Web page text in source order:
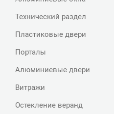
Технический раздел
Пластиковые двери
Порталы
Алюминиевые двери
Витражи
Остекление веранд